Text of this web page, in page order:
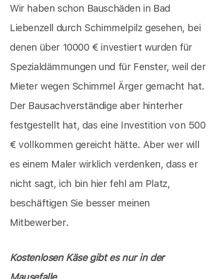
Wir haben schon Bauschäden in Bad
Liebenzell durch Schimmelpilz gesehen, bei
denen über 10000 € investiert wurden für
Spezialdämmungen und für Fenster, weil der
Mieter wegen Schimmel Ärger gemacht hat.
Der Bausachverständige aber hinterher
festgestellt hat, das eine Investition von 500
€ vollkommen gereicht hätte. Aber wer will
es einem Maler wirklich verdenken, dass er
nicht sagt, ich bin hier fehl am Platz,
beschäftigen Sie besser meinen
Mitbewerber.
Kostenlosen Käse gibt es nur in der